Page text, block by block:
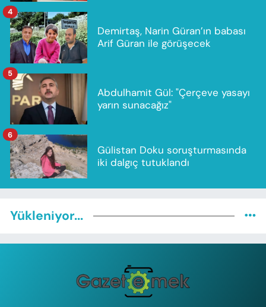
Demirtaş, Narin Güran’ın babası
Arif Güran ile görüşecek
4
Abdulhamit Gül: "Çerçeve yasayı
yarın sunacağız"
5
Gülistan Doku soruşturmasında
iki dalgıç tutuklandı
6
Yükleniyor...